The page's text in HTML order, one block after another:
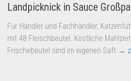
Landpicknick in Sauce
Für Händler und Fachhändler,
mit 48 Fleischbeutel. Köstliche
Frischebeutel sind im eigenen Saft →